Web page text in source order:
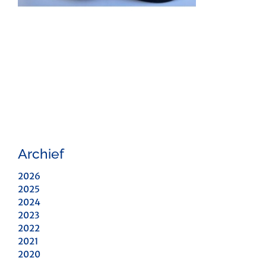
Archief
2026
2025
2024
2023
2022
2021
2020